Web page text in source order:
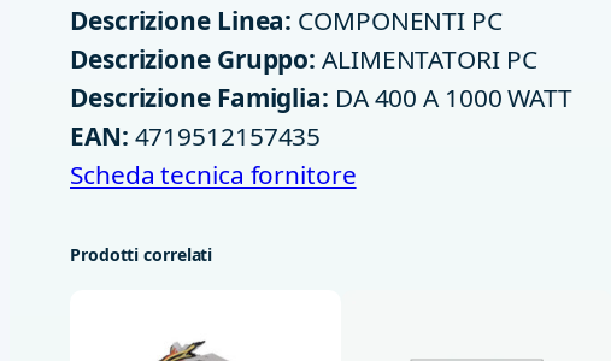
Descrizione Linea: COMPONENTI PC
Descrizione Gruppo: ALIMENTATORI PC
Descrizione Famiglia: DA 400 A 1000 WATT
EAN: 4719512157435
Scheda tecnica fornitore
Prodotti correlati